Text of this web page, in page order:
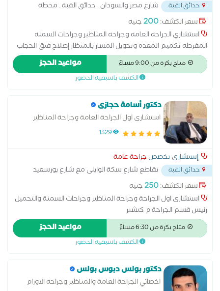
حدائق القبة
شارع مصر والسودان . حدائق القبة . محطة
مترو الدمرداش...
سعر الكشف:200جنيه
استشاري الجراحه العامه وجراحه المناظير وجراحات السمنه
المفرطه تكميم المعده وتحويل المسار بالمنظار إصلاح فتق الحجاب
الحاجز بالمنظار إصلاح الفتق الأربي بالمنظار استئصال المراره بالمنظار
استئصال الزائدة الدودية بالمنظار. استئصال أورام القولون والجهاز
متاح بكرة من 9:00 مساءً مواعيد الحجز
الكشف باسبقية الحضور
دكتور أسامة حجازى
استشارى اول الجراحة العامة وجراحة المناظير
1329
إستشاري تخصص جراحة عامة
حدائق القبة
تقاطع شارع سكة الوايلى مع شارع بورسعيد
محطة الزاوية الحمراء... سعر الكشف:250جنيه
استشارى اول الجراحة وجراحة المناظير وجراحات السمنة والتحميل
رئيس قسم الجراحة م كتشنر
متاح بكرة من 6:30 مساءً مواعيد الحجز
الكشف باسبقية الحضور
دكتور بولس دبوس بولس
اخصائي الجراحة العامة والمناظير وجراحه الاورام